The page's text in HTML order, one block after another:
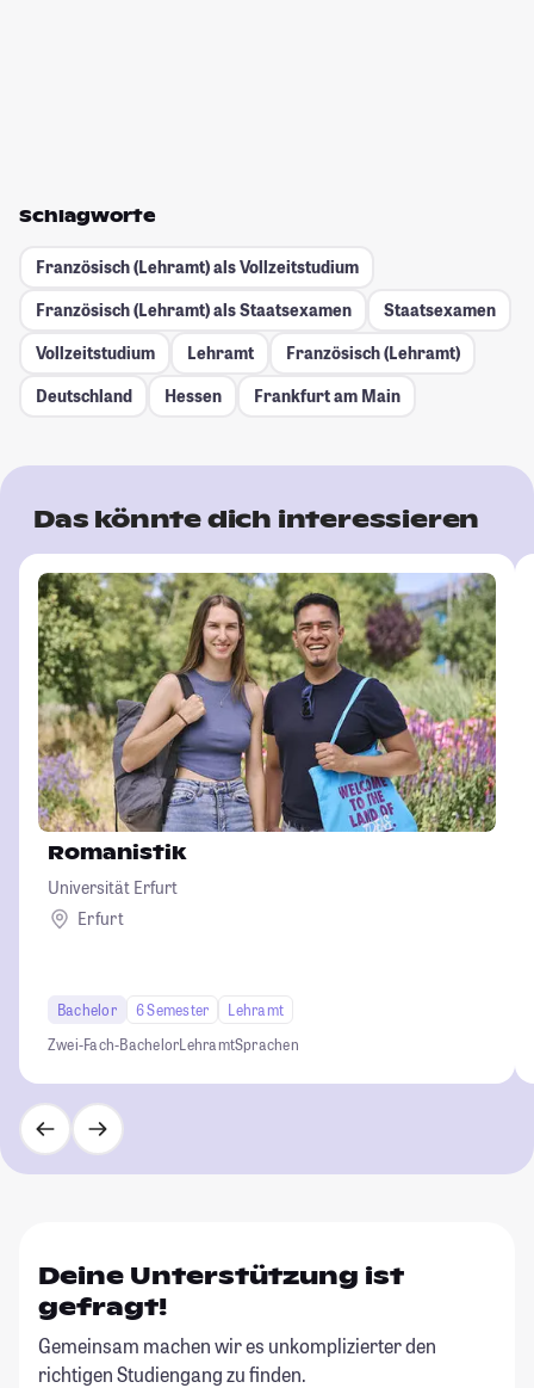
Schlagworte
Französisch (Lehramt) als Vollzeitstudium
Französisch (Lehramt) als Staatsexamen
Staatsexamen
Vollzeitstudium
Lehramt
Französisch (Lehramt)
Deutschland
Hessen Frankfurt am Main
Das könnte dich interessieren
Romanistik
Universität Erfurt
Erfurt
Bachelor 6 Semester
Lehramt
Zwei-Fach-BachelorLehramtSprachen
Deine Unterstützung ist
gefragt!
Gemeinsam machen wir es unkomplizierter den
richtigen Studiengang zu finden.